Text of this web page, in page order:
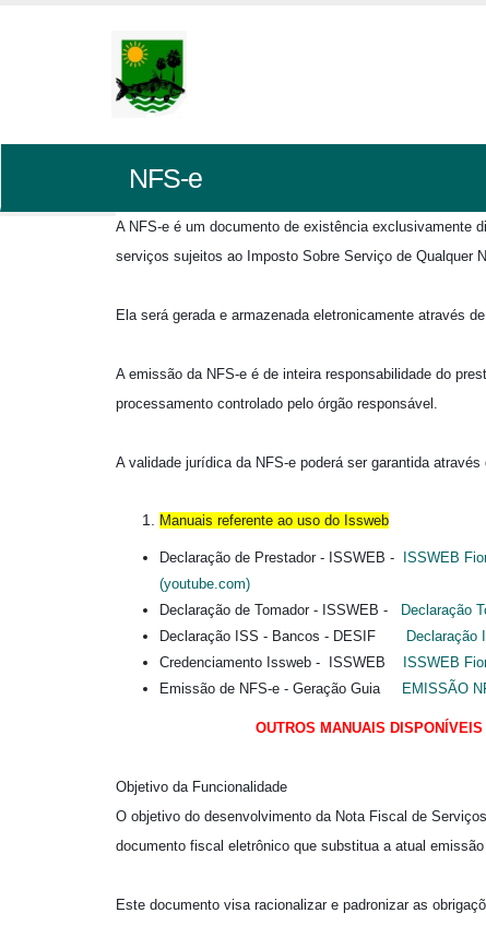
NFS-e
A NFS-e é um documento de existência exclusivamente
serviços sujeitos ao Imposto Sobre Serviço de Qualquer
Ela será gerada e armazenada eletronicamente através
A emissão da NFS-e é de inteira responsabilidade do
processamento controlado pelo órgão responsável.
A validade jurídica da NFS-e poderá ser garantida
Manuais referente ao uso do Issweb
Declaração de Prestador - ISSWEB -
ISSWEB
(youtube.com)
Declaração de Tomador - ISSWEB -
Declaração
Declaração ISS - Bancos - DESIF
Declaração
Credenciamento Issweb - ISSWEB
ISSWEB
Emissão de NFS-e - Geração Guia
EMISSÃO
OUTROS MANUAIS
Objetivo da Funcionalidade
O objetivo do desenvolvimento da Nota Fiscal de
documento fiscal eletrônico que substitua a atual
Este documento visa racionalizar e padronizar as